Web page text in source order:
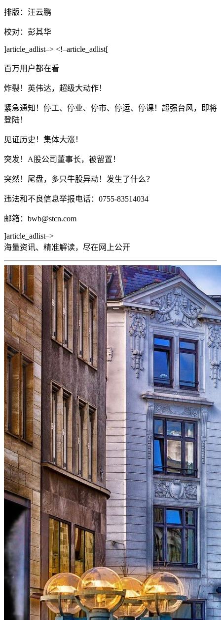
排版：汪云鹏
校对：彭其华
]article_adlist–> <!–article_adlist[
百万用户都在看
炸裂！英伟达，超级大动作！
紧急通知！停工、停业、停市、停运、停课！超强台风，即将
登陆！
见证历史！集体大涨！
突发！A股公司董事长，被留置！
突然！尾盘，多只牛股异动！发生了什么？
违法和不良信息举报电话：0755-83514034
邮箱：bwb@stcn.com
]article_adlist–>
海量资讯、精准解读，尽在 网上公开